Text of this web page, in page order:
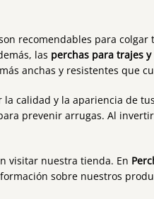
recomendables para
las perchas para trajes
anchas y resistentes que
calidad y la apariencia de
prevenir arrugas. Al
visitar nuestra tienda. En
sobre nuestros